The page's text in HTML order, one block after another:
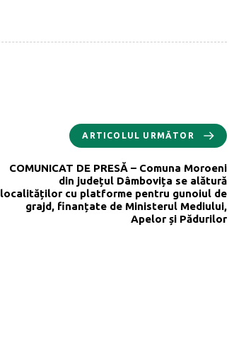
ARTICOLUL URMĂTOR
COMUNICAT DE PRESĂ – Comuna Moroeni
din județul Dâmbovița se alătură
localităților cu platforme pentru gunoiul de
grajd, finanțate de Ministerul Mediului,
Apelor și Pădurilor